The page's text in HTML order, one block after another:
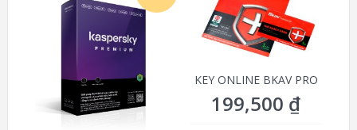
KEY ONLINE BKAV PRO
199,500 ₫